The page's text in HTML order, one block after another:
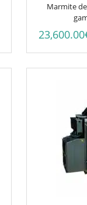
Marmite
23,600.00